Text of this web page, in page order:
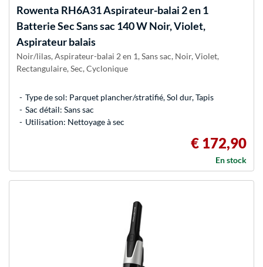
Rowenta RH6A31 Aspirateur-balai 2 en 1
Batterie Sec Sans sac 140 W Noir, Violet,
Aspirateur balais
Noir/lilas, Aspirateur-balai 2 en 1, Sans sac, Noir, Violet,
Rectangulaire, Sec, Cyclonique
Type de sol: Parquet plancher/stratifié, Sol dur, Tapis
Sac détail: Sans sac
Utilisation: Nettoyage à sec
€ 172,90
En stock